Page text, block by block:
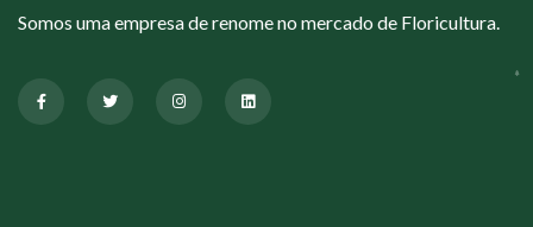
Somos uma empresa de renome no mercado de Floricultura.